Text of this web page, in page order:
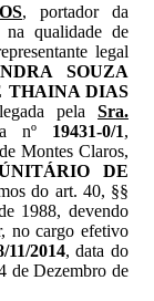
, portador da
qualidade de
legal
SOUZA
THAINA DIAS
pela Sra.
nº 19431-0/1,
Montes Claros,
DE
do art. 40, §§
1988, devendo
no cargo efetivo
11/2014, data do
de Dezembro de